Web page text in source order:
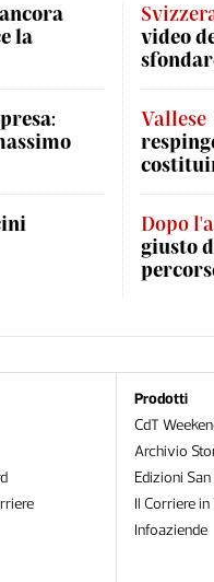
la
video
Vallese
Dopo
giusto
Prodotti
CdT
Archivio
Edizioni
Il Corriere in
Infoaziende